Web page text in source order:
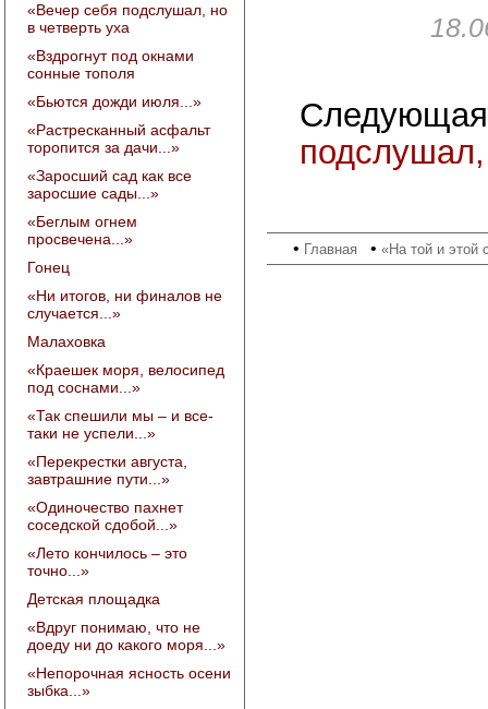
«Вечер себя подслушал, но
в четверть уха
«Вздрогнут под окнами
сонные тополя
«Бьются дожди июля...»
«Растресканный асфальт
торопится за дачи...»
«Заросший сад как все
заросшие сады...»
«Беглым огнем
просвечена...»
Гонец
«Ни итогов, ни финалов не
случается...»
Малаховка
«Краешек моря, велосипед
под соснами...»
«Так спешили мы – и все-
таки не успели...»
«Перекрестки августа,
завтрашние пути...»
«Одиночество пахнет
соседской сдобой...»
«Лето кончилось – это
точно...»
Детская площадка
«Вдруг понимаю, что не
доеду ни до какого моря...»
«Непорочная ясность осени
зыбка...»
подслушал,
• Главная • «На той и этой